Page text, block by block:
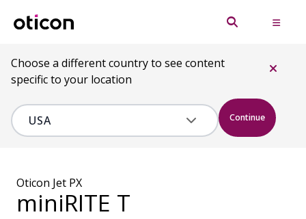
Choose a different country to see content
specific to your location
Continue
Oticon Jet PX
miniRITE T